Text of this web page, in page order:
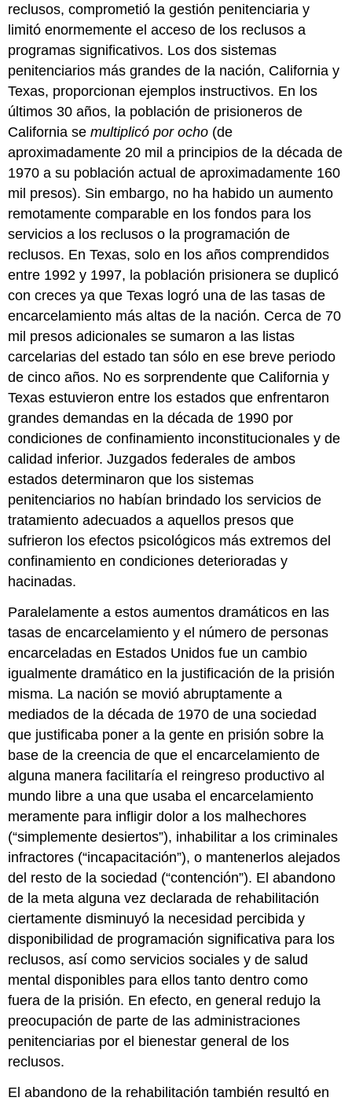
reclusos, comprometió la gestión penitenciaria y
limitó enormemente el acceso de los reclusos a
programas significativos. Los dos sistemas
penitenciarios más grandes de la nación, California y
Texas, proporcionan ejemplos instructivos. En los
últimos 30 años, la población de prisioneros de
California semultiplicó por ocho (de
aproximadamente 20 mil a principios de la década de
1970 a su población actual de aproximadamente 160
mil presos). Sin embargo, no ha habido un aumento
remotamente comparable en los fondos para los
servicios a los reclusos o la programación de
reclusos. En Texas, solo en los años comprendidos
entre 1992 y 1997, la población prisionera se duplicó
con creces ya que Texas logró una de las tasas de
encarcelamiento más altas de la nación. Cerca de 70
mil presos adicionales se sumaron a las listas
carcelarias del estado tan sólo en ese breve periodo
de cinco años. No es sorprendente que California y
Texas estuvieron entre los estados que enfrentaron
grandes demandas en la década de 1990 por
condiciones de confinamiento inconstitucionales y de
calidad inferior. Juzgados federales de ambos
estados determinaron que los sistemas
penitenciarios no habían brindado los servicios de
tratamiento adecuados a aquellos presos que
sufrieron los efectos psicológicos más extremos del
confinamiento en condiciones deterioradas y
hacinadas.
Paralelamente a estos aumentos dramáticos en las
tasas de encarcelamiento y el número de personas
encarceladas en Estados Unidos fue un cambio
igualmente dramático en la justificación de la prisión
misma. La nación se movió abruptamente a
mediados de la década de 1970 de una sociedad
que justificaba poner a la gente en prisión sobre la
base de la creencia de que el encarcelamiento de
alguna manera facilitaría el reingreso productivo al
mundo libre a una que usaba el encarcelamiento
meramente para infligir dolor a los malhechores
(“simplemente desiertos”), inhabilitar a los criminales
infractores (“incapacitación”), o mantenerlos alejados
del resto de la sociedad (“contención”). El abandono
de la meta alguna vez declarada de rehabilitación
ciertamente disminuyó la necesidad percibida y
disponibilidad de programación significativa para los
reclusos, así como servicios sociales y de salud
mental disponibles para ellos tanto dentro como
fuera de la prisión. En efecto, en general redujo la
preocupación de parte de las administraciones
penitenciarias por el bienestar general de los
reclusos.
El abandono de la rehabilitación también resultó en